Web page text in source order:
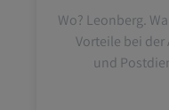
Wo? Leonberg.
Vorteile bei der
und